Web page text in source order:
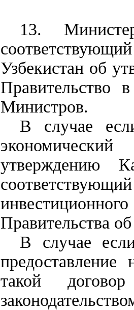
13.
Узбекистан об
Правительство
Министров.
В случае
утверждению
Правительства
В случае
такой